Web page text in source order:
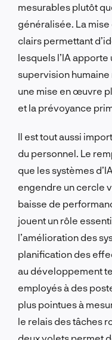
mesurables plutôt
généralisée. La
clairs permettant
lesquels l’IA
supervision
une mise en œuvre
et la prévoyance
Il est tout aussi
du personnel. Le
que les systèmes
engendre un cercle
baisse de
jouent un rôle
l’amélioration des
planification des
au développement
employés à des
plus pointues à
le relais des tâches
deux volets permet